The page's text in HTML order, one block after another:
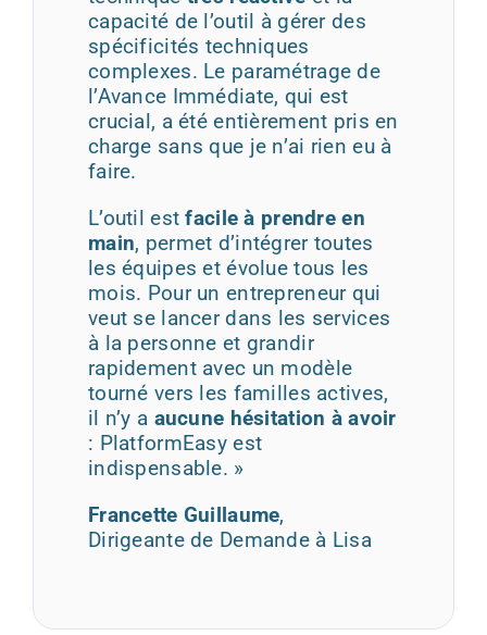
capacité de l’outil à gérer des
spécificités techniques
complexes. Le paramétrage de
l’Avance Immédiate, qui est
crucial, a été entièrement pris en
charge sans que je n’ai rien eu à
faire.
L’outil estfacile à prendre en
main, permet d’intégrer toutes
les équipes et évolue tous les
mois. Pour un entrepreneur qui
veut se lancer dans les services
à la personne et grandir
rapidement avec un modèle
tourné vers les familles actives,
il n’y a aucune hésitation à avoir
: PlatformEasy est
indispensable. »
Francette Guillaume,
Dirigeante de Demande à Lisa